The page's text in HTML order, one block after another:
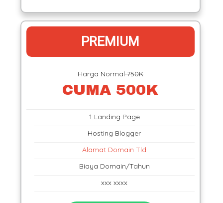
PREMIUM
Harga Normal750K
CUMA 500K
1 Landing Page
Hosting Blogger
Alamat Domain Tld
Biaya Domain/Tahun
xxx xxxx